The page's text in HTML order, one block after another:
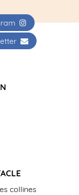
collines